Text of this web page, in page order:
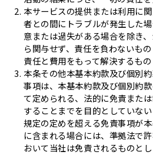
本サービスの提供または利用に
者との間にトラブルが発生した
意または過失がある場合を除き
ら関与せず、責任を負わないも
責任と費用をもって解決するもの
本条その他本基本約款及び個別
事項は、本基本約款及び個別約
て定められる、法的に免責また
することまでを目的としていな
規定の定めを超える免責事項が
に含まれる場合には、準拠法で
おいて当社は免責されるものとし